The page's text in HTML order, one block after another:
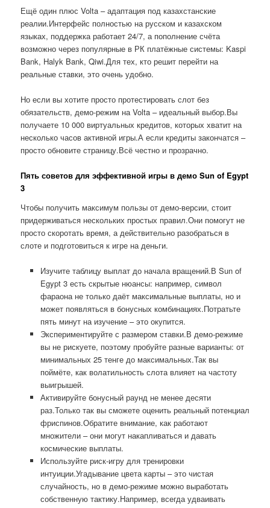
Ещё один плюс Volta – адаптация под казахстанские
реалии.Интерфейс полностью на русском и казахском
языках, поддержка работает 24/7, а пополнение счёта
возможно через популярные в РК платёжные системы: Kaspi
Bank, Halyk Bank, Qiwi.Для тех, кто решит перейти на
реальные ставки, это очень удобно.
Но если вы хотите просто протестировать слот без
обязательств, демо-режим на Volta – идеальный выбор.Вы
получаете 10 000 виртуальных кредитов, которых хватит на
несколько часов активной игры.А если кредиты закончатся –
просто обновите страницу.Всё честно и прозрачно.
Пять советов для эффективной игры в демо Sun of Egypt
3
Чтобы получить максимум пользы от демо-версии, стоит
придерживаться нескольких простых правил.Они помогут не
просто скоротать время, а действительно разобраться в
слоте и подготовиться к игре на деньги.
Изучите таблицу выплат до начала вращений.В Sun of
Egypt 3 есть скрытые нюансы: например, символ
фараона не только даёт максимальные выплаты, но и
может появляться в бонусных комбинациях.Потратьте
пять минут на изучение – это окупится.
Экспериментируйте с размером ставки.В демо-режиме
вы не рискуете, поэтому пробуйте разные варианты: от
минимальных 25 тенге до максимальных.Так вы
поймёте, как волатильность слота влияет на частоту
выигрышей.
Активируйте бонусный раунд не менее десяти
раз.Только так вы сможете оценить реальный потенциал
фриспинов.Обратите внимание, как работают
множители – они могут накапливаться и давать
космические выплаты.
Используйте риск-игру для тренировки
интуиции.Угадывание цвета карты – это чистая
случайность, но в демо-режиме можно выработать
собственную тактику.Например, всегда удваивать